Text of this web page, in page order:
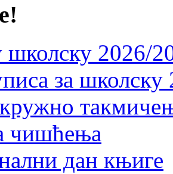
школску 2026/
за школску
чишћења
дан књиге